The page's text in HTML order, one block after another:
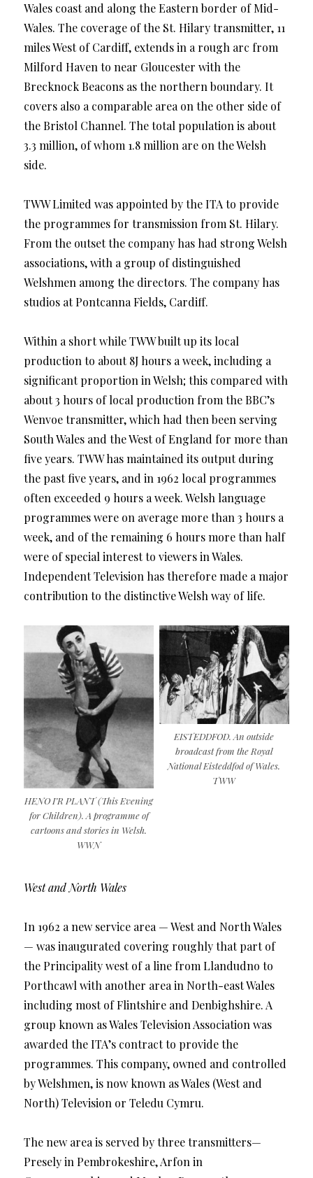
Wales coast and along the Eastern border of Mid-
Wales. The coverage of the St. Hilary transmitter, 11
miles West of Cardiff, extends in a rough arc from
Milford Haven to near Gloucester with the
Brecknock Beacons as the northern boundary. It
covers also a comparable area on the other side of
the Bristol Channel. The total population is about
3.3 million, of whom 1.8 million are on the Welsh
side.
TWW Limited was appointed by the ITA to provide
the programmes for transmission from St. Hilary.
From the outset the company has had strong Welsh
associations, with a group of distinguished
Welshmen among the directors. The company has
studios at Pontcanna Fields, Cardiff.
Within a short while TWW built up its local
production to about 8J hours a week, including a
significant proportion in Welsh; this compared with
about 3 hours of local production from the BBC’s
Wenvoe transmitter, which had then been serving
South Wales and the West of England for more than
five years. TWW has maintained its output during
the past five years, and in 1962 local programmes
often exceeded 9 hours a week. Welsh language
programmes were on average more than 3 hours a
week, and of the remaining 6 hours more than half
were of special interest to viewers in Wales.
Independent Television has therefore made a major
contribution to the distinctive Welsh way of life.
HENO I’R PLANT (This Evening
for Children). A programme of
cartoons and stories in Welsh.
WWN
EISTEDDFOD. An outside
broadcast from the Royal
National Eisteddfod of Wales.
TWW
West and North Wales
In 1962 a new service area — West and North Wales
— was inaugurated covering roughly that part of
the Principality west of a line from Llandudno to
Porthcawl with another area in North-east Wales
including most of Flintshire and Denbighshire. A
group known as Wales Television Association was
awarded the ITA’s contract to provide the
programmes. This company, owned and controlled
by Welshmen, is now known as Wales (West and
North) Television or Teledu Cymru.
The new area is served by three transmitters—
Presely in Pembrokeshire, Arfon in